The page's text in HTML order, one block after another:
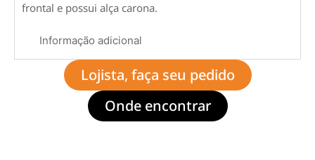
Informação adicional
frontal e possui alça carona.
Lojista, faça seu pedido
Onde encontrar